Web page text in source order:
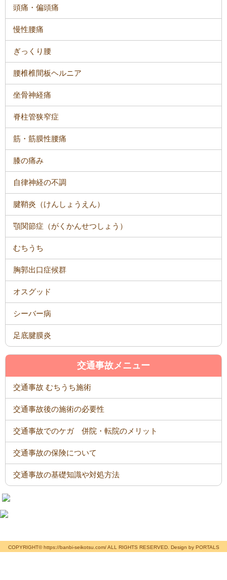
頭痛・偏頭痛
慢性腰痛
ぎっくり腰
腰椎椎間板ヘルニア
坐骨神経痛
脊柱管狭窄症
筋・筋膜性腰痛
膝の痛み
自律神経の不調
腱鞘炎（けんしょうえん）
顎関節症（がくかんせつしょう）
むちうち
胸郭出口症候群
オスグッド
シーバー病
足底腱膜炎
交通事故メニュー
交通事故 むちうち施術
交通事故後の施術の必要性
交通事故でのケガ 併院・転院のメリット
交通事故の保険について
交通事故の基礎知識や対処方法
COPYRIGHT© https://banbi-seikotsu.com/ ALL RIGHTS RESERVED. Design by PORTALS